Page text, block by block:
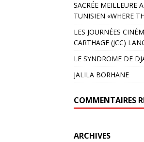
SACRÉE MEILLEURE
TUNISIEN «WHERE
LES JOURNÉES
CARTHAGE (JCC)
LE SYNDROME DE
JALILA BORHANE
COMMENTAIRES
ARCHIVES